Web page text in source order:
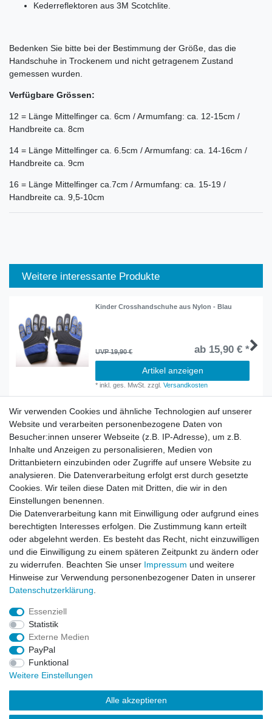
Kederreflektoren aus 3M Scotchlite.
Bedenken Sie bitte bei der Bestimmung der Größe, das die
Handschuhe in Trockenem und nicht getragenem Zustand
gemessen wurden.
Verfügbare Grössen:
12 = Länge Mittelfinger ca. 6cm / Armumfang: ca. 12-15cm /
Handbreite ca. 8cm
14 = Länge Mittelfinger ca. 6.5cm / Armumfang: ca. 14-16cm /
Handbreite ca. 9cm
16 = Länge Mittelfinger ca.7cm / Armumfang: ca. 15-19 /
Handbreite ca. 9,5-10cm
Weitere interessante Produkte
Kinder Crosshandschuhe aus Nylon - Blau
UVP 19,90 € ab 15,90 € *
Artikel anzeigen
*inkl. ges. MwSt. zzgl.Versandkosten
Rechtliches
Widerrufsrecht
Datenschutzerklärung
Service
Kontakt
Datenschutzerklärung
FAQ / Ratgeber
Kinderquad
E-Bikes / Pedelecs
Dirt Bike & Pocketbike
Quad & ATV
Kinderbuggy | Gokart
© Copyright 2026 | Alle Rechte vorbehalten.
Wir verwenden Cookies und ähnliche Technologien auf unserer
Website und verarbeiten personenbezogene Daten von
Besucher:innen unserer Webseite (z.B. IP-Adresse), um z.B.
Inhalte und Anzeigen zu personalisieren, Medien von
Drittanbietern einzubinden oder Zugriffe auf unsere Website zu
analysieren. Die Datenverarbeitung erfolgt erst durch gesetzte
Cookies. Wir teilen diese Daten mit Dritten, die wir in den
Einstellungen benennen.
Die Datenverarbeitung kann mit Einwilligung oder aufgrund eines
berechtigten Interesses erfolgen. Die Zustimmung kann erteilt
oder abgelehnt werden. Es besteht das Recht, nicht einzuwilligen
und die Einwilligung zu einem späteren Zeitpunkt zu ändern oder
zu widerrufen. Beachten Sie unser Impressum und weitere
Hinweise zur Verwendung personenbezogener Daten in unserer
Daten­schutz­erklärung
Essenziell
Statistik
Externe Medien
PayPal
Funktional
Weitere Einstellungen
Alle akzeptieren